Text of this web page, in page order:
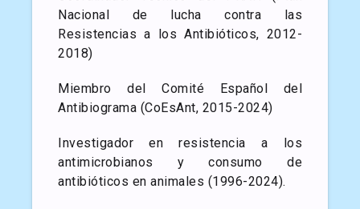
Nacional de lucha contra las
Resistencias a los Antibióticos, 2012-
2018)
Miembro del Comité Español del
Antibiograma (CoEsAnt, 2015-2024)
Investigador en resistencia a los
antimicrobianos y consumo de
antibióticos en animales (1996-2024).